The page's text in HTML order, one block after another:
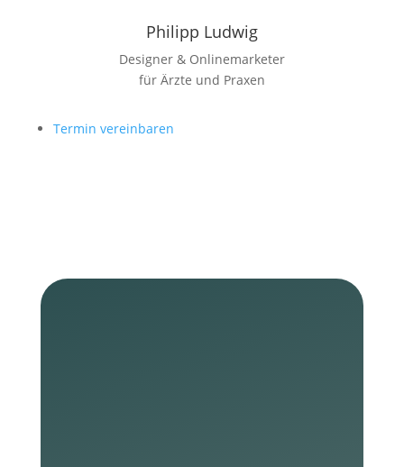
Philipp Ludwig
Designer & Onlinemarketer
für Ärzte und Praxen
Termin vereinbaren